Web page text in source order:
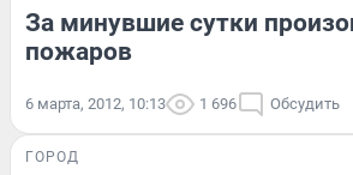
За минувшие сутки
пожаров
6 марта, 2012, 10:13 1 696 Обсудить
ГОРОД